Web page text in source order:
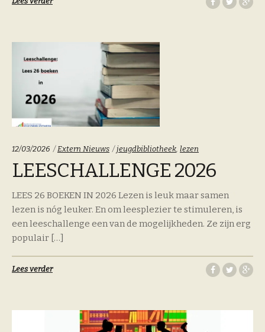
12/03/2026 Categoriën:
Extern Nieuws Tags:
jeugdbibliotheek lezen
LEESCHALLENGE 2026
LEES 26 BOEKEN IN 2026 Lezen is leuk maar samen
lezen is nóg leuker. En om leesplezier te stimuleren, is
een leeschallenge een van de mogelijkheden. Ze zijn erg
populair […]
Lees verder